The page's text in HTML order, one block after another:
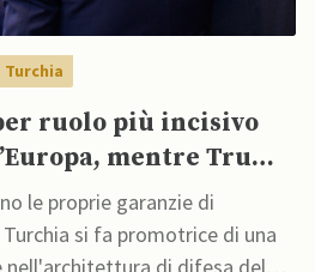
Turchia
ruolo più incisivo
mentre Trump
la NATO
le proprie garanzie di
si fa promotrice di una